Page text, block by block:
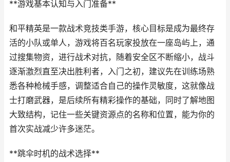
**游戏基本认知与入门准备**
和平精英是一款战术竞技类手游，核心目标是成为最终存
活的小队或单人，游戏将百名玩家投放在一座岛屿上，通
过搜集物资，进行战术对抗，随着安全区不断缩小，战斗
逐渐激烈直至决出胜利者，入门之初，建议先在训练场熟
悉各种枪械手感，调整适合自己的操作灵敏度，这就像战
士打磨武器，是后续所有精彩操作的基础，同时了解地图
大致结构，记住一些关键资源点的名称和位置，能为你的
首次实战减少许多迷茫。
**跳伞时机的战术选择**